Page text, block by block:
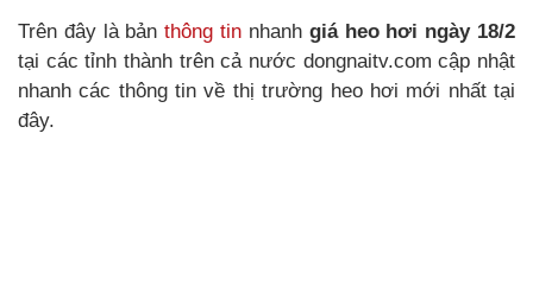
Trên đây là bảnthông tin nhanh giá heo hơi ngày 18/2
tại các tỉnh thành trên cả nước dongnaitv.com cập nhật
nhanh các thông tin về thị trường heo hơi mới nhất tại
đây.